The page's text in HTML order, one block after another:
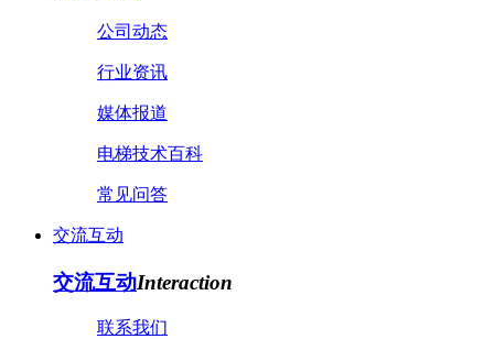
公司动态
行业资讯
媒体报道
电梯技术百科
常见问答
交流互动
交流互动Interaction
联系我们